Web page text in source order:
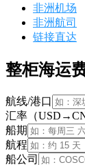
非洲机场
非洲航司
链接直达
整柜海运
航线/港口
汇率（
船期
航程
船公司